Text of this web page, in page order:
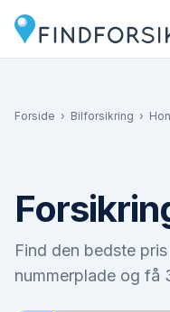
Forside › Bilforsikring ›
Find den bedste
nummerplade og få